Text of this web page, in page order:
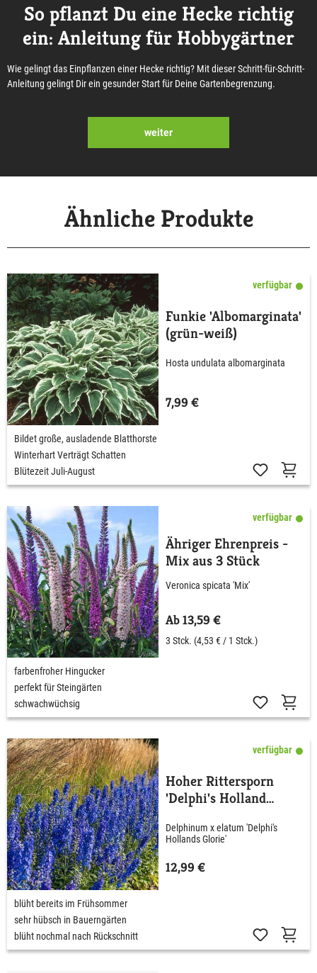
So pflanzt Du eine Hecke richtig
ein: Anleitung für Hobbygärtner
Wie gelingt das Einpflanzen einer Hecke richtig? Mit dieser Schritt-für-Schritt-
Anleitung gelingt Dir ein gesunder Start für Deine Gartenbegrenzung.
weiter
Ähnliche Produkte
verfügbar
Funkie 'Albomarginata'
(grün-weiß)
Hosta undulata albomarginata
7,99 €
Bildet große, ausladende Blatthorste
Winterhart Verträgt Schatten
Blütezeit Juli-August
verfügbar
Ähriger Ehrenpreis -
Mix aus 3 Stück
Veronica spicata 'Mix'
Ab 13,59 €
3 Stck. (4,53 € / 1 Stck.)
farbenfroher Hingucker
perfekt für Steingärten
schwachwüchsig
verfügbar
Hoher Rittersporn
'Delphi's Holland
Delphinum x elatum 'Delphi's
Hollands Glorie'
12,99 €
blüht bereits im Frühsommer
sehr hübsch in Bauerngärten
blüht nochmal nach Rückschnitt